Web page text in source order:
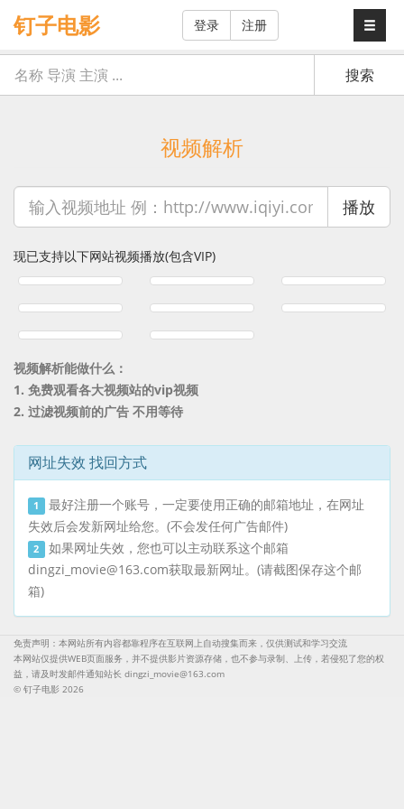
钉子电影 登录 注册
视频解析
播放
现已支持以下网站视频播放(包含VIP)
视频解析能做什么：
1. 免费观看各大视频站的vip视频
2. 过滤视频前的广告 不用等待
网址失效 找回方式
1 最好注册一个账号，一定要使用正确的邮箱地址，在网址
失效后会发新网址给您。(不会发任何广告邮件)
2 如果网址失效，您也可以主动联系这个邮箱
dingzi_movie@163.com获取最新网址。(请截图保存这个邮
箱)
免责声明：本网站所有内容都靠程序在互联网上自动搜集而来，仅供测试和学习交流
本网站仅提供WEB页面服务，并不提供影片资源存储，也不参与录制、上传，若侵犯了您的权
益，请及时发邮件通知站长 dingzi_movie@163.com
© 钉子电影 2026